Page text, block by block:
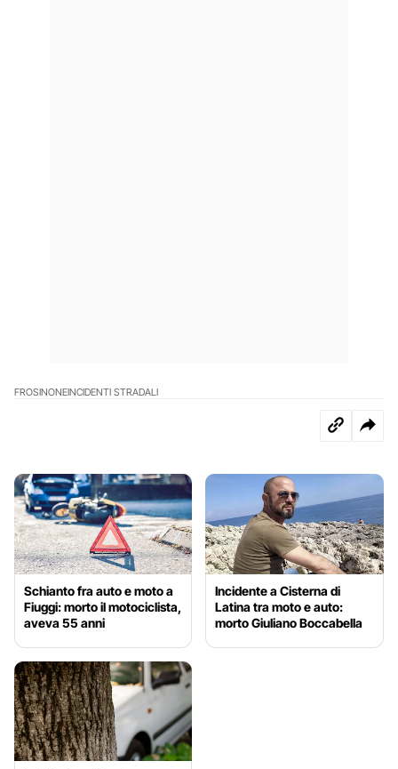
FROSINONEINCIDENTI STRADALI
Schianto fra auto e moto a
Fiuggi: morto il motociclista,
aveva 55 anni
Incidente a Cisterna di
Latina tra moto e auto:
morto Giuliano Boccabella